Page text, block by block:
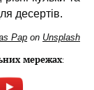
десертів.
Pap on Unsplash
мережах: